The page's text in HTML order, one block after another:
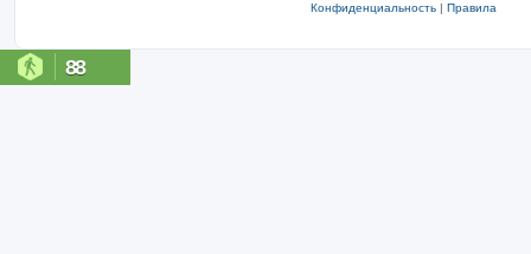
Конфиденциальность | Правила
88